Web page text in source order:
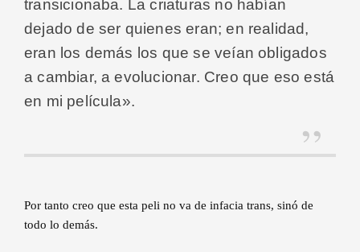
transicionaba. La criaturas no habían
dejado de ser quienes eran; en realidad,
eran los demás los que se veían obligados
a cambiar, a evolucionar. Creo que eso está
en mi película».
Por tanto creo que esta peli no va de infacia trans, sinó de
todo lo demás.